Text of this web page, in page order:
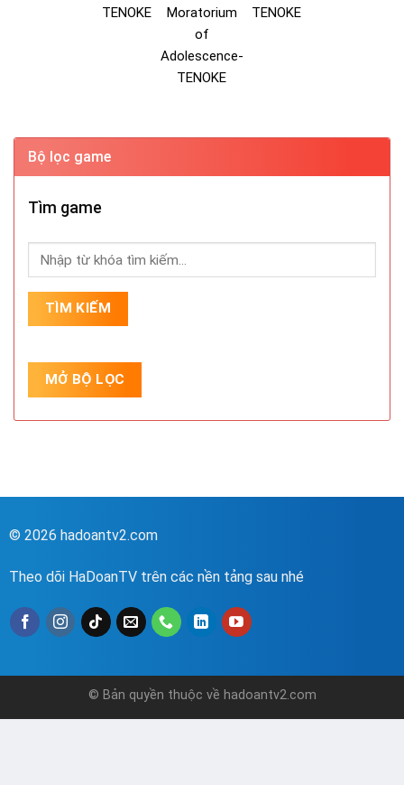
TENOKE
Moratorium
of
Adolescence-
TENOKE
TENOKE
Bộ lọc game
Tìm game
© 2026 hadoantv2.com
Theo dõi HaDoanTV trên các nền tảng sau nhé
© Bản quyền thuộc về hadoantv2.com